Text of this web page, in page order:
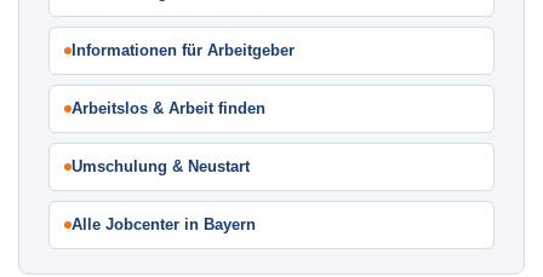
Informationen für Arbeitgeber
Arbeitslos & Arbeit finden
Umschulung & Neustart
Alle Jobcenter in Bayern